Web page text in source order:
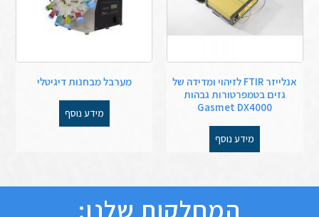
אנלייזר FTIR לזיהוי ומדידה של
גזים בטמפרטורות גבהות
Gasmet DX4000
מידע נוסף
מערבל מבחנות דיגיטלי
מידע נוסף
המחלקות שלנו: